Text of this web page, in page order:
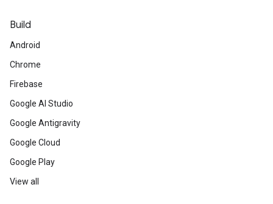
Build
Android
Chrome
Firebase
Google AI Studio
Google Antigravity
Google Cloud
Google Play
View all